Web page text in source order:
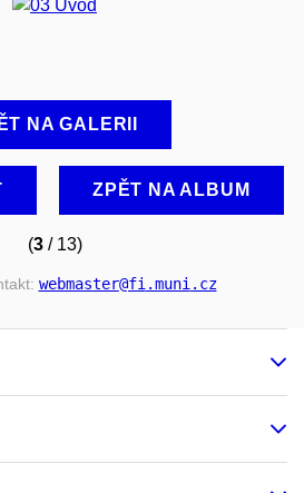
NA GALERII
ZPĚT NA ALBUM
(3/ 13)
webmaster@fi.muni.cz